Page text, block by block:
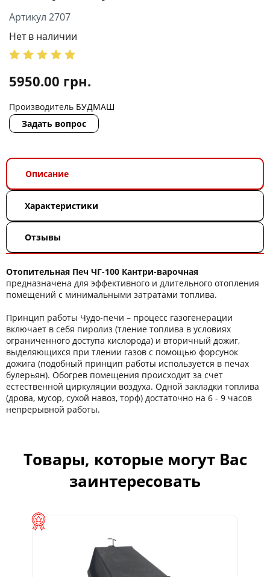
Артикул 2707
Нет в наличии
5950.00 грн.
Производитель БУДМАШ
Задать вопрос
Описание
Характеристики
Отзывы
Отопительная Печ ЧГ-100 Кантри-варочная
предназначена для эффективного и длительного отопления
помещений с минимальными затратами топлива.
Принцип работы Чудо-печи – процесс газогенерации
включает в себя пиролиз (тление топлива в условиях
ограниченного доступа кислорода) и вторичный дожиг,
выделяющихся при тлении газов с помощью форсунок
дожига (подобный принцип работы используется в печах
булерьян). Обогрев помещения происходит за счет
естественной циркуляции воздуха. Одной закладки топлива
(дрова, мусор, сухой навоз, торф) достаточно на 6 - 9 часов
непрерывной работы.
Товары, которые могут Вас
заинтересовать